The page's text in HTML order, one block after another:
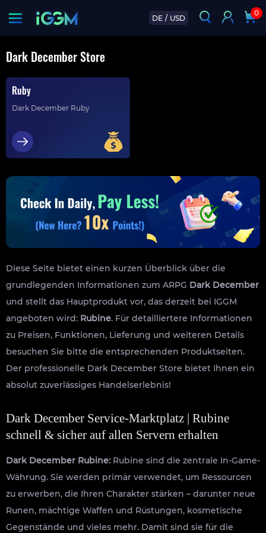
DE / USD
0
Dark December Store
Ruby
Dark December Ruby
Diese Seite bietet einen kurzen Überblick über die
grundlegenden Informationen zum ARPG Dark December
und stellt das Hauptprodukt vor, das derzeit bei IGGM
angeboten wird: Rubine. Für detailliertere Informationen
zu Preisen, Funktionen, Lieferung und weiteren Details
besuchen Sie bitte die entsprechenden Produktseiten.
Der professionelle Dark December Store bietet Ihnen ein
absolut zuverlässiges Handelserlebnis!
Dark December Service-Marktplatz | Rubine
schnell & sicher auf allen Servern erhalten
Dark December Rubine: Rubine sind die zentrale In-Game-
Währung. Sie werden primär verwendet, um Ressourcen
zu erwerben, die Ihren Charakter stärken – darunter neue
Runen, mächtige Waffen und Rüstungen, kosmetische
Gegenstände und vieles mehr. Damit sind sie für die